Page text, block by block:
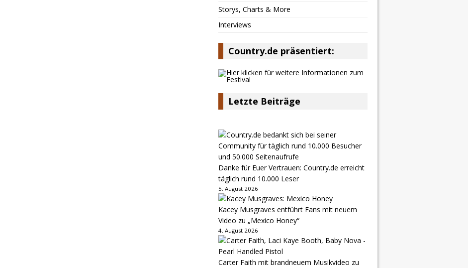
Storys, Charts & More
Interviews
Country.de präsentiert:
Letzte Beiträge
Danke für Euer Vertrauen: Country.de erreicht
täglich rund 10.000 Leser
5. August 2026
Kacey Musgraves entführt Fans mit neuem
Video zu „Mexico Honey“
4. August 2026
Carter Faith mit brandneuem Musikvideo zu